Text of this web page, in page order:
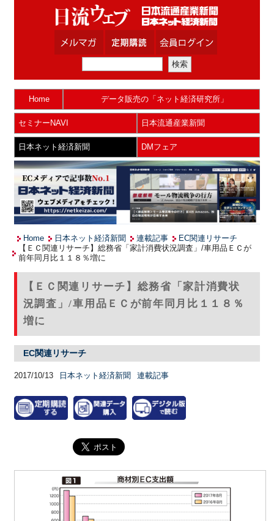
Home データ販売の「ネット経済研究所」
セミナーNAVI 日本流通産業新聞
日本ネット経済新聞 DMフェア
Home 日本ネット経済新聞 連載記事
EC関連リサーチ
【ＥＣ関連リサーチ】総務省「家計消費状況調査」/車用品ＥＣが
前年同月比１１８％増に
【ＥＣ関連リサーチ】総務省「家計消費状
況調査」/車用品ＥＣが前年同月比１１８％
増に
EC関連リサーチ
2017/10/13 日本ネット経済新聞 連載記事